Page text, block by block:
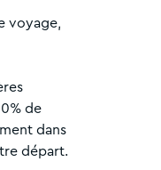
voyage,
de
dans
départ.